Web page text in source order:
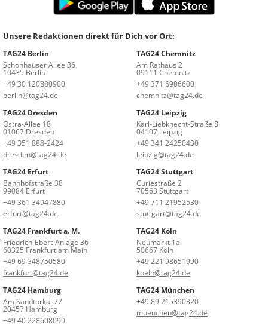
Unsere Redaktionen direkt für Dich vor Ort:
TAG24 Berlin
Schönhauser Allee 36
10435 Berlin
+49 30 120880900
berlin@tag24.de
TAG24 Chemnitz
Am Rathaus 2
09111 Chemnitz
+49 371 6906600
chemnitz@tag24.de
TAG24 Dresden
Ostra-Allee 18
01067 Dresden
+49 351 888-2424
dresden@tag24.de
TAG24 Leipzig
Karl-Liebknecht-Straße 8
04107 Leipzig
+49 341 24250430
leipzig@tag24.de
TAG24 Erfurt
Bahnhofstraße 38
99084 Erfurt
+49 361 34947880
erfurt@tag24.de
TAG24 Stuttgart
Curiestraße 2
70563 Stuttgart
+49 711 21952530
stuttgart@tag24.de
TAG24 Frankfurt a. M.
Friedrich-Ebert-Anlage 36
60325 Frankfurt am Main
+49 69 348750580
frankfurt@tag24.de
TAG24 Köln
Neumarkt 1a
50667 Köln
+49 221 98651990
koeln@tag24.de
TAG24 Hamburg
Am Sandtorkai 77
20457 Hamburg
+49 40 228608090
TAG24 München
+49 89 215390320
muenchen@tag24.de